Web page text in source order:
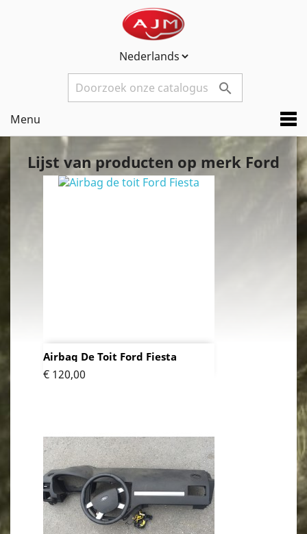

Menu
Lijst van producten op merk Ford
Airbag De Toit Ford Fiesta
Prijs
€ 120,00